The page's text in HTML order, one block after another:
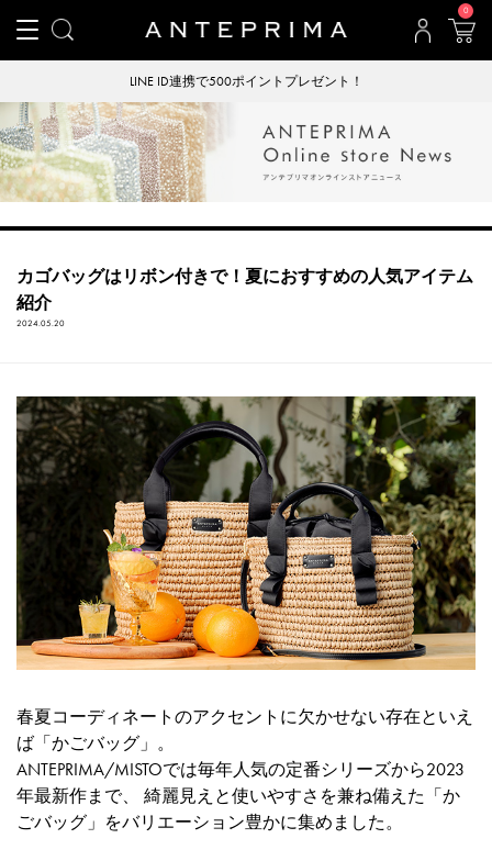
0
LINE ID連携で500ポイントプレゼント！
カゴバッグはリボン付きで！夏におすすめの人気アイテム
紹介
2024.05.20
春夏コーディネートのアクセントに欠かせない存在といえ
ば「かごバッグ」。
ANTEPRIMA/MISTOでは毎年人気の定番シリーズから2023
年最新作まで、 綺麗見えと使いやすさを兼ね備えた「か
ごバッグ」をバリエーション豊かに集めました。